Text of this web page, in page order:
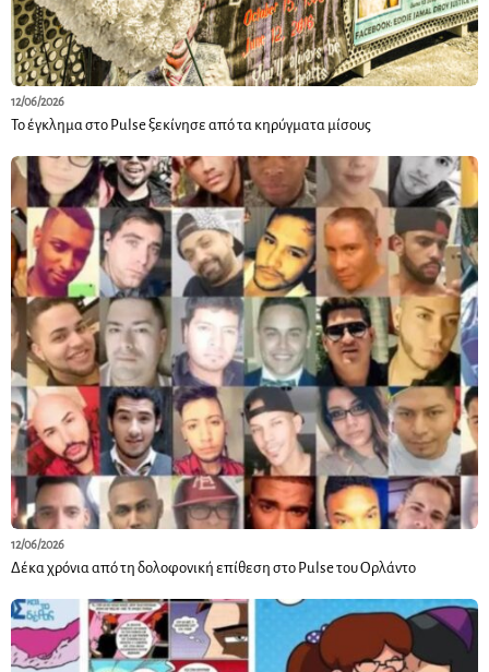
12/06/2026
Το έγκλημα στο Pulse ξεκίνησε από τα κηρύγματα μίσους
12/06/2026
Δέκα χρόνια από τη δολοφονική επίθεση στο Pulse του Ορλάντο